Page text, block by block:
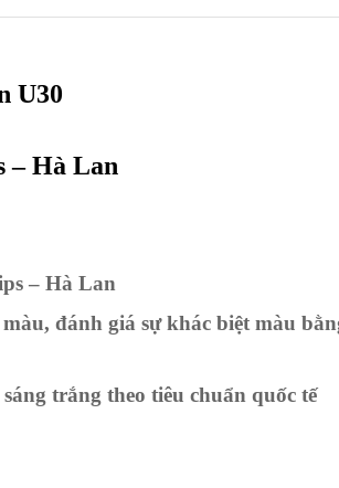
U30
– Hà Lan
– Hà Lan
đánh giá sự khác biệt màu
trắng theo tiêu chuẩn quốc tế